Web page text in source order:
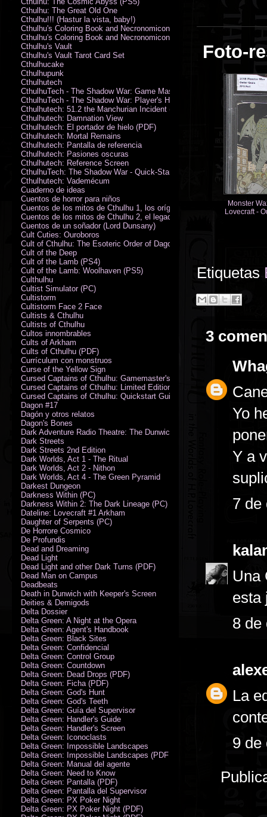
Foto-
Monster
Lovecraft -
Etiquetas
3
Yo
Y a
7 de
Una
esta
8 de
La
9 de
Cthulhu: The Great Old One
Cthulhu!!! (Hastur la vista, baby!)
Cthulhu's Coloring Book and Necronomicon of Sunny Day Doings
Cthulhu's Coloring Book and Necronomicon of Sunny Day Doings New
Cthulhu's Vault
Cthulhu's Vault Tarot Card Set
Cthulhucake
Cthulhupunk
Cthulhutech
CthulhuTech - The Shadow War: Game Master's Guide (PDF)
CthulhuTech - The Shadow War: Player's Handbook (PDF)
Cthulhutech: 51.2 the Manchurian Incident (PDF)
Cthulhutech: Damnation View
Cthulhutech: El portador de hielo (PDF)
Cthulhutech: Mortal Remains
Cthulhutech: Pantalla de referencia
Cthulhutech: Pasiones oscuras
Cthulhutech: Reference Screen
CthulhuTech: The Shadow War - Quick-Start Rules (PDF)
Cthulhutech: Vademécum
Cuaderno de ideas
Cuentos de horror para niños
Cuentos de los mitos de Cthulhu 1, los orígenes
Cuentos de los mitos de Cthulhu 2, el legado
Cuentos de un soñador (Lord Dunsany)
Cult Cuties: Ouroboros
Cult of Cthulhu: The Esoteric Order of Dagon Vol.1: Book One
Cult of the Deep
Cult of the Lamb (PS4)
Cult of the Lamb: Woolhaven (PS5)
Culthulhu
Cultist Simulator (PC)
Cultistorm
Cultistorm Face 2 Face
Cultists & Cthulhu
Cultists of Cthulhu
Cultos innombrables
Cults of Arkham
Cults of Cthulhu (PDF)
Currículum con monstruos
Curse of the Yellow Sign
Cursed Captains of Cthulhu: Gamemaster's Toolkit & Dice
Cursed Captains of Cthulhu: Limited Edition
Cursed Captains of Cthulhu: Quickstart Guide (PDF)
Dagon #17
Dagón y otros relatos
Dagon's Bones
Dark Adventure Radio Theatre: The Dunwich Horror - Audio CD with
Dark Streets
Dark Streets 2nd Edition
Dark Worlds, Act 1 - The Ritual
Dark Worlds, Act 2 - Nithon
Dark Worlds, Act 4 - The Green Pyramid
Darkest Dungeon
Darkness Within (PC)
Darkness Within 2: The Dark Lineage (PC)
Dateline: Lovecraft #1 Arkham
Daughter of Serpents (PC)
De Horrore Cosmico
De Profundis
Dead and Dreaming
Dead Light
Dead Light and other Dark Turns (PDF)
Dead Man on Campus
Deadbeats
Death in Dunwich with Keeper's Screen
Deities & Demigods
Delta Dossier
Delta Green: A Night at the Opera
Delta Green: Agent's Handbook
Delta Green: Black Sites
Delta Green: Confidencial
Delta Green: Control Group
Delta Green: Countdown
Delta Green: Dead Drops (PDF)
Delta Green: Ficha (PDF)
Delta Green: God's Hunt
Delta Green: God's Teeth
Delta Green: Guía del Supervisor
Delta Green: Handler's Guide
Delta Green: Handler's Screen
Delta Green: Iconoclasts
Delta Green: Impossible Landscapes
Delta Green: Impossible Landscapes (PDF - Espiral)
Delta Green: Manual del agente
Delta Green: Need to Know
Delta Green: Pantalla (PDF)
Delta Green: Pantalla del Supervisor
Delta Green: PX Poker Night
Delta Green: PX Poker Night (PDF)